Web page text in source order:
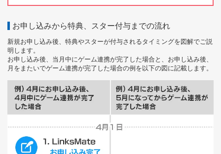
お申し込みから特典、スター付与までの流れ
新規お申し込み後、特典やスターが付与されるタイミングを図解でご説
明します。
お申し込み後、当月中にゲーム連携が完了した場合と、お申し込み後、
月をまたいでゲーム連携が完了した場合の例を以下の図に記載します。